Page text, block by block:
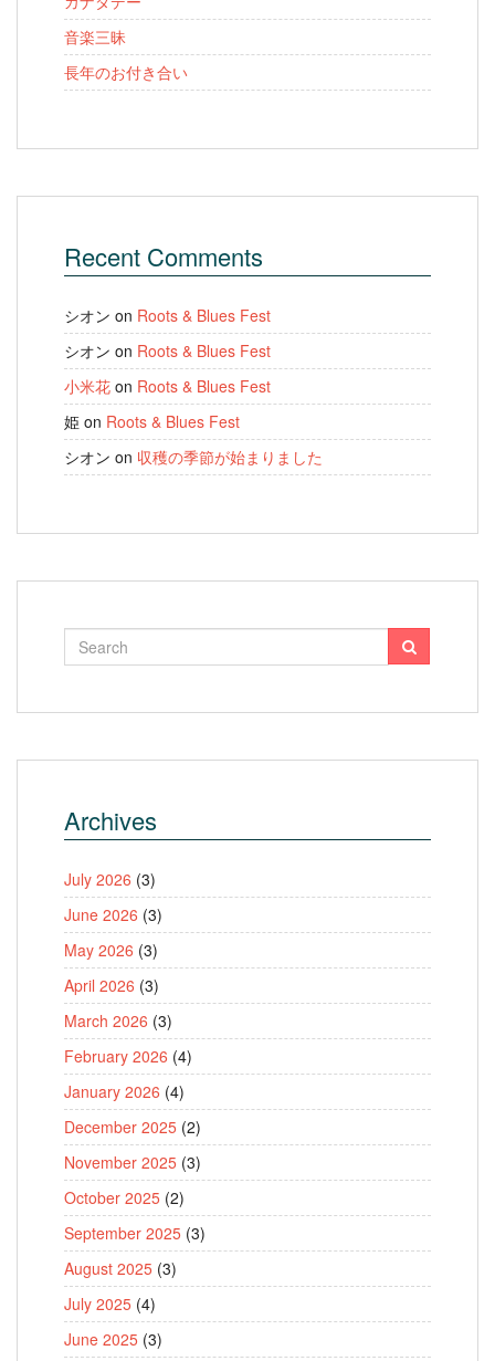
音楽三昧
長年のお付き合い
Recent Comments
シオン on Roots & Blues Fest
シオン on Roots & Blues Fest
小米花 on Roots & Blues Fest
姫 on Roots & Blues Fest
シオン on 収穫の季節が始まりました
Archives
July 2026 (3)
June 2026 (3)
May 2026 (3)
April 2026 (3)
March 2026 (3)
February 2026 (4)
January 2026 (4)
December 2025 (2)
November 2025 (3)
October 2025 (2)
September 2025 (3)
August 2025 (3)
July 2025 (4)
June 2025 (3)